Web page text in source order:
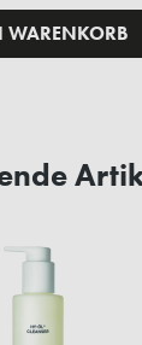
WARENKORB